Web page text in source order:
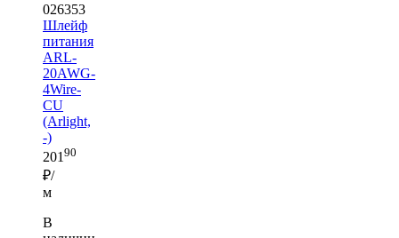
026353
Шлейф
питания
ARL-
20AWG-
4Wire-
CU
(Arlight,
-)
201 90
₽/
м
В